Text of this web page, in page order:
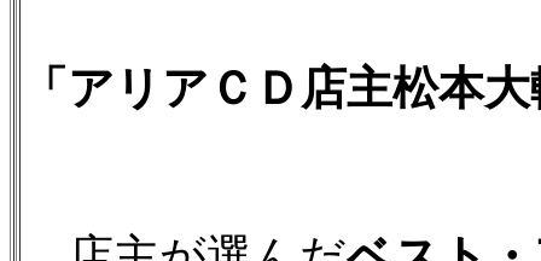
「アリアＣＤ店主松本